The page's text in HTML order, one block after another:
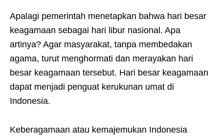
Apalagi pemerintah menetapkan bahwa hari besar
keagamaan sebagai hari libur nasional. Apa
artinya? Agar masyarakat, tanpa membedakan
agama, turut menghormati dan merayakan hari
besar keagamaan tersebut. Hari besar keagamaan
dapat menjadi penguat kerukunan umat di
Indonesia.
Keberagamaan atau kemajemukan Indonesia